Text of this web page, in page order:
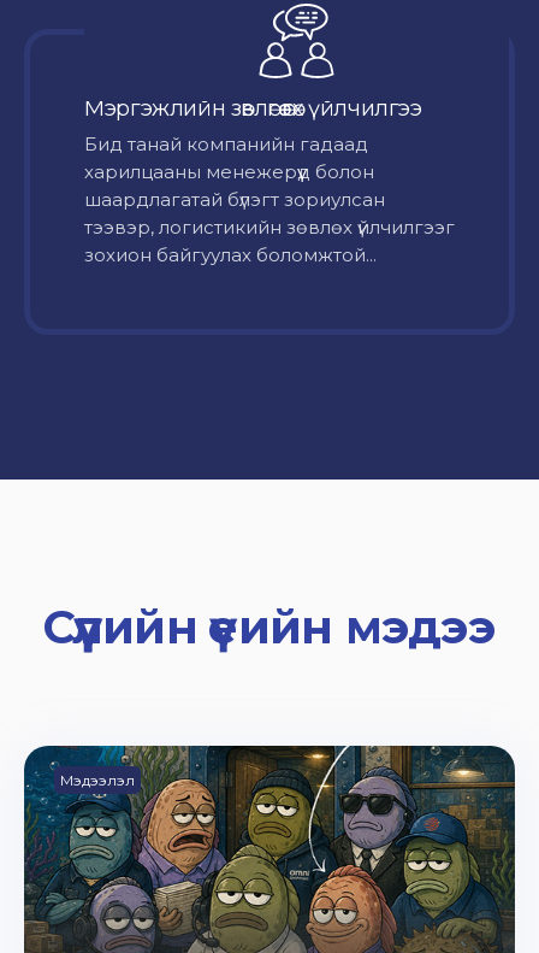
Мэргэжлийн зөвлөгөө өгөх үйлчилгээ
Бид танай компанийн гадаад
харилцааны менежерүүд болон
шаардлагатай бүлэгт зориулсан
тээвэр, логистикийн зөвлөх үйлчилгээг
зохион байгуулах боломжтой...
Сүүлийн үеийн мэдээ
Мэдээлэл